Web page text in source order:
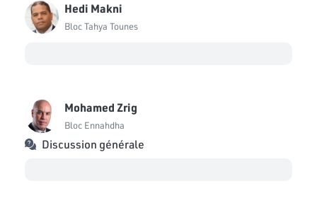
Hedi Makni
Bloc Tahya Tounes
Mohamed Zrig
Bloc Ennahdha
Discussion générale